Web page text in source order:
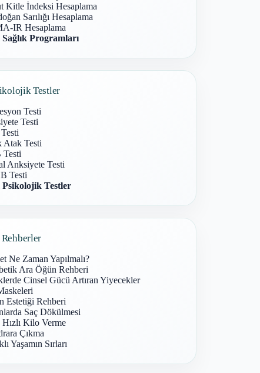
Kitle İndeksi Hesaplama
Sarılığı Hesaplama
IR Hesaplama
Programları
Testler
Testi
Testi
Atak Testi
Anksiyete Testi
Testi
Testler
Rehberler
Ne Zaman Yapılmalı?
Ara Öğün Rehberi
Cinsel Gücü Artıran Yiyecekler
Estetiği Rehberi
Saç Dökülmesi
Kilo Verme
Çıkma
Yaşamın Sırları